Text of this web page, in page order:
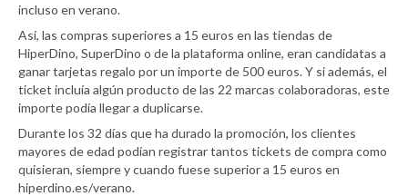
incluso en verano.
Así, las compras superiores a 15 euros en las tiendas de
HiperDino, SuperDino o de la plataforma online, eran candidatas a
ganar tarjetas regalo por un importe de 500 euros. Y si además, el
ticket incluía algún producto de las 22 marcas colaboradoras, este
importe podía llegar a duplicarse.
Durante los 32 días que ha durado la promoción, los clientes
mayores de edad podían registrar tantos tickets de compra como
quisieran, siempre y cuando fuese superior a 15 euros en
hiperdino.es/verano.